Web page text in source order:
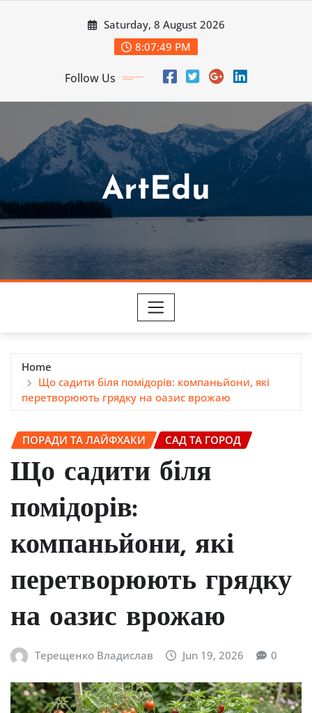
Saturday, 8 August 2026
8:07:50 PM
Follow Us
ArtEdu
Home
Що садити біля помідорів: компаньйони, які
перетворюють грядку на оазис врожаю
ПОРАДИ ТА ЛАЙФХАКИ САД ТА ГОРОД
Що садити біля
помідорів:
компаньйони, які
перетворюють грядку
на оазис врожаю
Терещенко Владислав Jun 19, 2026 0